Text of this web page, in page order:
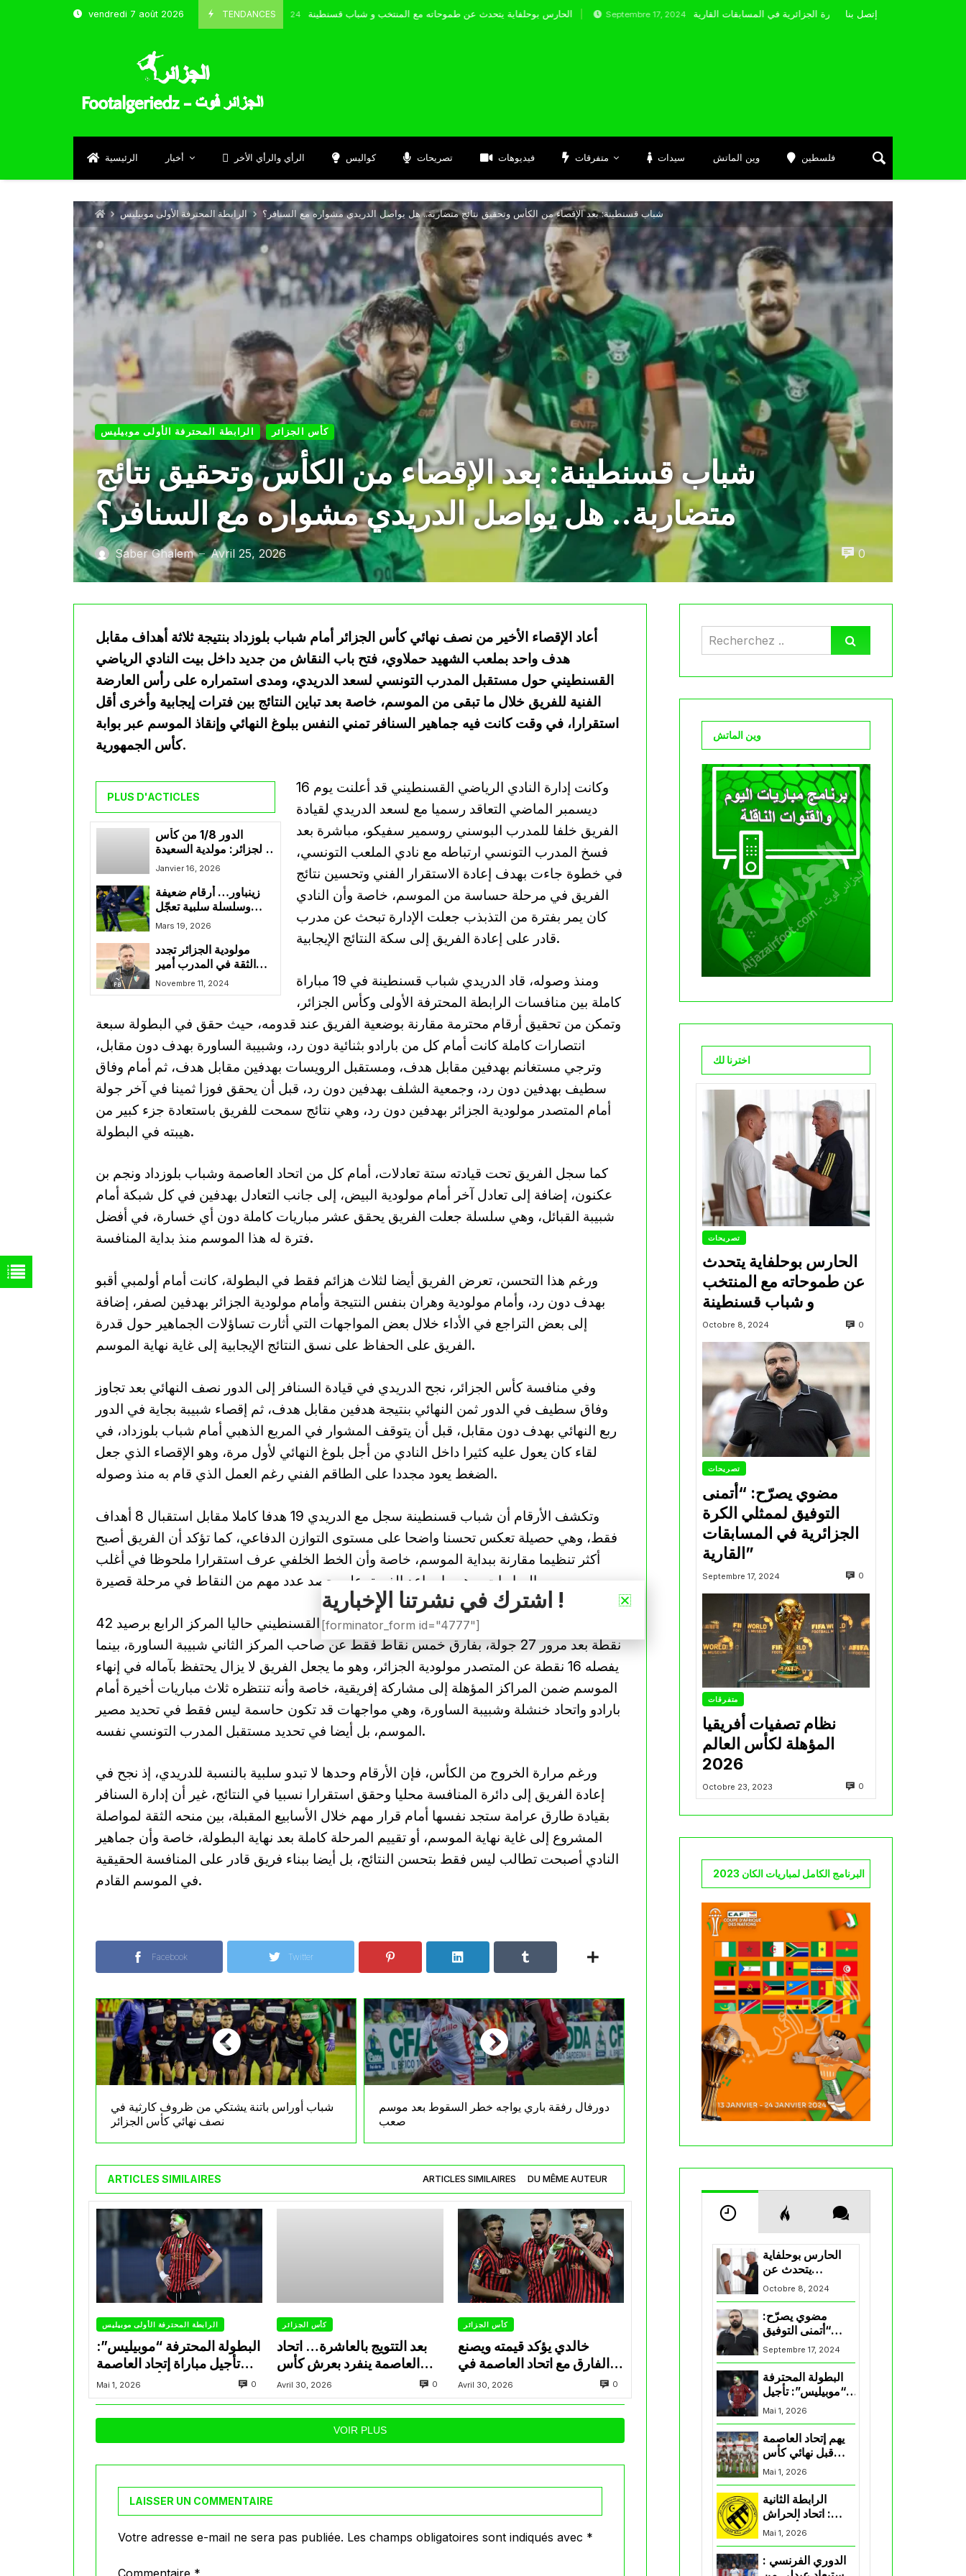
vendredi 7 août 2026 TENDANCES
Octobre 8, 2024 الحارس بوحلفاية يتحدث عن طموحاته مع المنتخب و شباب قسنطينة Septembre 17, 2024 إتصل بنا
الرئيسية أخبار الرأي والرأي الأخر كواليس تصريحات فيديوهات متفرقات سيدات وين الماتش فلسطين
الرابطة المحترفة الأولى موبيليس شباب قسنطينة: بعد الإقصاء من الكأس وتحقيق نتائج متضاربة.. هل يواصل الدريدي مشواره مع السنافر؟
الرابطة المحترفة الأولى موبيليس كأس الجزائر
شباب قسنطينة: بعد الإقصاء من الكأس وتحقيق نتائج
متضاربة.. هل يواصل الدريدي مشواره مع السنافر؟
Saber Ghalem — Avril 25, 2026 0
أعاد الإقصاء الأخير من نصف نهائي كأس الجزائر أمام شباب بلوزداد بنتيجة ثلاثة أهداف مقابل
هدف واحد بملعب الشهيد حملاوي، فتح باب النقاش من جديد داخل بيت النادي الرياضي
القسنطيني حول مستقبل المدرب التونسي لسعد الدريدي، ومدى استمراره على رأس العارضة
الفنية للفريق خلال ما تبقى من الموسم، خاصة بعد تباين النتائج بين فترات إيجابية وأخرى أقل
استقرارا، في وقت كانت فيه جماهير السنافر تمني النفس ببلوغ النهائي وإنقاذ الموسم عبر بوابة
كأس الجمهورية.
PLUS D'ACTICLES
الدور 1/8 من كأس
الجزائر: مولدية السعيدة
تبحث عن تجاوز
ومواصلة مشوار المسابقة
Janvier 16, 2026
زينباور… أرقام ضعيفة
وسلسلة سلبية تعجّل
بنهاية التجربة مع شبيبة
Mars 19, 2026
مولودية الجزائر تجدد
الثقة في المدرب أمير
بوميل
Novembre 11, 2024
وكانت إدارة النادي الرياضي القسنطيني قد أعلنت يوم 16
ديسمبر الماضي التعاقد رسميا مع لسعد الدريدي لقيادة
الفريق خلفا للمدرب البوسني روسمير سفيكو، مباشرة بعد
فسخ المدرب التونسي ارتباطه مع نادي الملعب التونسي،
في خطوة جاءت بهدف إعادة الاستقرار الفني وتحسين نتائج
الفريق في مرحلة حساسة من الموسم، خاصة وأن النادي
كان يمر بفترة من التذبذب جعلت الإدارة تبحث عن مدرب
قادر على إعادة الفريق إلى سكة النتائج الإيجابية.
ومنذ وصوله، قاد الدريدي شباب قسنطينة في 19 مباراة
كاملة بين منافسات الرابطة المحترفة الأولى وكأس الجزائر،
وتمكن من تحقيق أرقام محترمة مقارنة بوضعية الفريق عند قدومه، حيث حقق في البطولة سبعة
انتصارات كاملة كانت أمام كل من بارادو بثنائية دون رد، وشبيبة الساورة بهدف دون مقابل،
وترجي مستغانم بهدفين مقابل هدف، ومستقبل الرويسات بهدفين مقابل هدف، ثم أمام وفاق
سطيف بهدفين دون رد، وجمعية الشلف بهدفين دون رد، قبل أن يحقق فوزا ثمينا في آخر جولة
أمام المتصدر مولودية الجزائر بهدفين دون رد، وهي نتائج سمحت للفريق باستعادة جزء كبير من
هيبته في البطولة.
كما سجل الفريق تحت قيادته ستة تعادلات، أمام كل من اتحاد العاصمة وشباب بلوزداد ونجم بن
عكنون، إضافة إلى تعادل آخر أمام مولودية البيض، إلى جانب التعادل بهدفين في كل شبكة أمام
شبيبة القبائل، وهي سلسلة جعلت الفريق يحقق عشر مباريات كاملة دون أي خسارة، في أفضل
فترة له هذا الموسم منذ بداية المنافسة.
ورغم هذا التحسن، تعرض الفريق أيضا لثلاث هزائم فقط في البطولة، كانت أمام أولمبي أقبو
بهدف دون رد، وأمام مولودية وهران بنفس النتيجة وأمام مولودية الجزائر بهدفين لصفر، إضافة
إلى بعض التراجع في الأداء خلال بعض المواجهات التي أثارت تساؤلات الجماهير حول قدرة
الفريق على الحفاظ على نسق النتائج الإيجابية إلى غاية نهاية الموسم.
وفي منافسة كأس الجزائر، نجح الدريدي في قيادة السنافر إلى الدور نصف النهائي بعد تجاوز
وفاق سطيف في الدور ثمن النهائي بنتيجة هدفين مقابل هدف، ثم إقصاء شبيبة بجاية في الدور
ربع النهائي بهدف دون مقابل، قبل أن يتوقف المشوار في المربع الذهبي أمام شباب بلوزداد، في
لقاء كان يعول عليه كثيرا داخل النادي من أجل بلوغ النهائي لأول مرة، وهو الإقصاء الذي جعل
الضغط يعود مجددا على الطاقم الفني رغم العمل الذي قام به منذ وصوله.
وتكشف الأرقام أن شباب قسنطينة سجل مع الدريدي 19 هدفا كاملا مقابل استقبال 8 أهداف
فقط، وهي حصيلة تعكس تحسنا واضحا على مستوى التوازن الدفاعي، كما تؤكد أن الفريق أصبح
أكثر تنظيما مقارنة ببداية الموسم، خاصة وأن الخط الخلفي عرف استقرارا ملحوظا في أغلب
وعلى مستوى جدول الترتيب، يحتل النادي الرياضي القسنطيني حاليا المركز الرابع برصيد 42
نقطة بعد مرور 27 جولة، بفارق خمس نقاط فقط عن صاحب المركز الثاني شبيبة الساورة، بينما
يفصله 16 نقطة عن المتصدر مولودية الجزائر، وهو ما يجعل الفريق لا يزال يحتفظ بآماله في إنهاء
الموسم ضمن المراكز المؤهلة إلى مشاركة إفريقية، خاصة وأنه تنتظره ثلاث مباريات أخيرة أمام
بارادو واتحاد خنشلة وشبيبة الساورة، وهي مواجهات قد تكون حاسمة ليس فقط في تحديد مصير
الموسم، بل أيضا في تحديد مستقبل المدرب التونسي نفسه.
ورغم مرارة الخروج من الكأس، فإن الأرقام وحدها لا تبدو سلبية بالنسبة للدريدي، إذ نجح في
إعادة الفريق إلى دائرة المنافسة محليا وحقق استقرارا نسبيا في النتائج، غير أن إدارة السنافر
بقيادة طارق عرامة ستجد نفسها أمام قرار مهم خلال الأسابيع المقبلة، بين منحه الثقة لمواصلة
المشروع إلى غاية نهاية الموسم، أو تقييم المرحلة كاملة بعد نهاية البطولة، خاصة وأن جماهير
النادي أصبحت تطالب ليس فقط بتحسن النتائج، بل أيضا ببناء فريق قادر على المنافسة الحقيقية
في الموسم القادم.
Facebook Twitter
شباب أوراس باتنة يشتكي من ظروف كارثية في
نصف نهائي كأس الجزائر
دورفال رفقة باري يواجه خطر السقوط بعد موسم
صعب
ARTICLES SIMILAIRES ARTICLES SIMILAIRES DU MÊME AUTEUR
الرابطة المحترفة الأولى موبيليس
البطولة المحترفة “موبيليس”:
تأجيل مباراة إتحاد العاصمة
وأتلتيك بارادو
Mai 1, 2026 0
كأس الجزائر
بعد التتويج بالعاشرة… اتحاد
العاصمة ينفرد بعرش كأس
الجزائر
Avril 30, 2026 0
كأس الجزائر
خالدي يؤكد قيمته ويصنع
الفارق مع اتحاد العاصمة في
المباريات الحاسمة
Avril 30, 2026 0
VOIR PLUS
LAISSER UN COMMENTAIRE
Votre adresse e-mail ne sera pas publiée. Les champs obligatoires sont indiqués avec *
Commentaire *
وين الماتش
اخترنا لك
تصريحات
الحارس بوحلفاية يتحدث
عن طموحاته مع المنتخب
و شباب قسنطينة
Octobre 8, 2024 0
تصريحات
مضوي يصرّح: “أتمنى
التوفيق لممثلي الكرة
الجزائرية في المسابقات
القارية”
Septembre 17, 2024 0
متفرقات
نظام تصفيات أفريقيا
المؤهلة لكأس العالم
2026
Octobre 23, 2023 0
البرنامج الكامل لمباريات الكان 2023
الحارس بوحلفاية
يتحدث عن
طموحاته مع
المنتخب و شباب
قسنطينة
Octobre 8, 2024
مضوي يصرّح:
“أتمنى التوفيق
لممثلي الكرة
الجزائرية في
Septembre 17, 2024
البطولة المحترفة
“موبيليس”: تأجيل
مباراة إتحاد
العاصمة وأتلتيك
بارادو
Mai 1, 2026
يهم إتحاد العاصمة
قبل نهائي كأس
اكاف : الزمالك
يسقط بثلاثية أمام
Mai 1, 2026
الرابطة الثانية
: اتحاد الحراش
يحسم التأهل إلى
“البلاي أوف”
Mai 1, 2026
الدوري الفرنسي :
اشترك في نشرتنا الإخبارية !
[forminator_form id="4777"]